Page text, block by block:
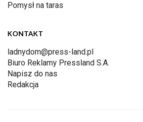
Pomysł na taras
KONTAKT
ladnydom@press-land.pl
Biuro Reklamy Pressland S.A.
Napisz do nas
Redakcja